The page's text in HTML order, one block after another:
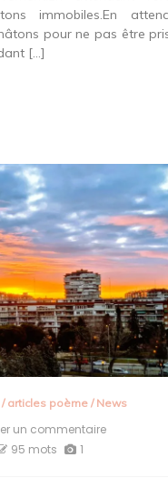
immobiles.En
pour ne pas être
[…]
/ articles poème / News
un commentaire
95 mots 1